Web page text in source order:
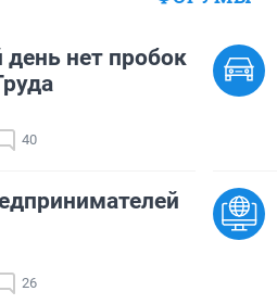
день нет пробок
40
26